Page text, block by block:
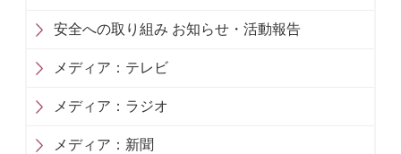
安全への取り組み お知らせ・活動報告
メディア：テレビ
メディア：ラジオ
メディア：新聞